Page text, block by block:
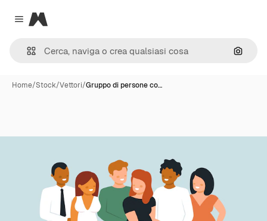
Close menu
Magnific
Cerca
Home/Stock/Vettori/Gruppo di persone co…